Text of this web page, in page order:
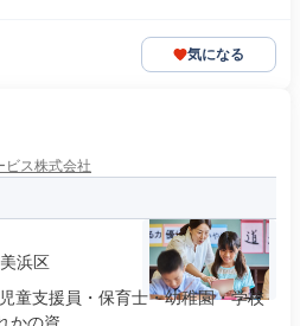
気になる
ビス株式会社
浜区
童支援員・保育士・幼稚園・学校